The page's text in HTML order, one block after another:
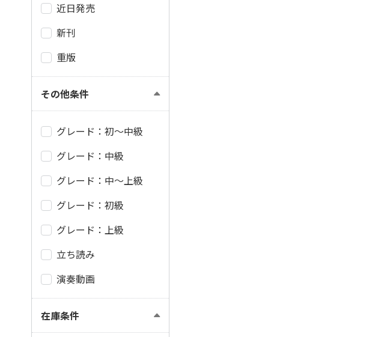
近日発売
新刊
重版
その他条件
グレード：初～中級
グレード：中級
グレード：中～上級
グレード：初級
グレード：上級
立ち読み
演奏動画
在庫条件